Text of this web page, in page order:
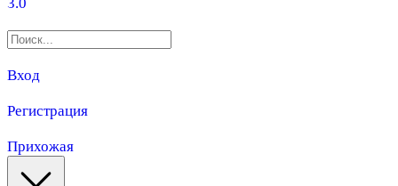
Вход
Регистрация
Прихожая